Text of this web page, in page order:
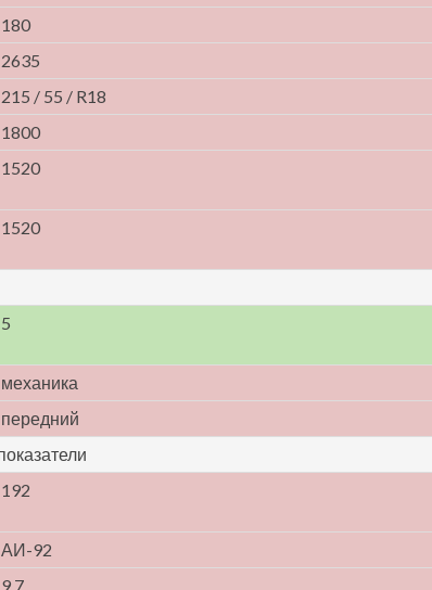
180
2635
215 / 55 / R18
1800
1520
1520
5
механика
передний
192
АИ-92
9.7